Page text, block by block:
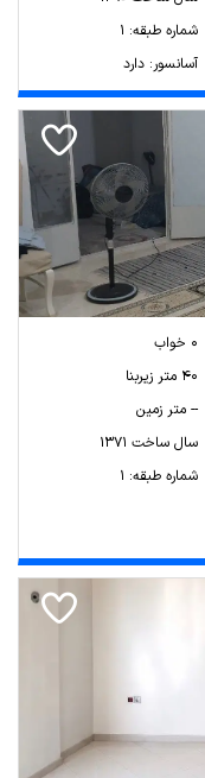
شماره طبقه: 1
آسانسور: دارد
0 خواب
40 متر زیربنا
-- متر زمین
سال ساخت 1371
شماره طبقه: 1